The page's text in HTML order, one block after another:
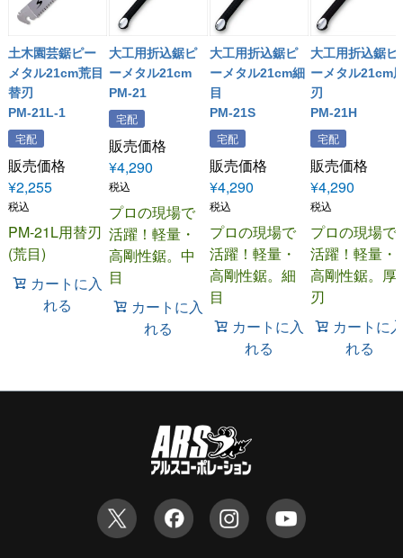
土木園芸鋸ピー
メタル21cm荒目
替刃
PM-21L-1
宅配
販売価格
¥2,255
税込
PM-21L用替刃
(荒目)
カートに入
れる
大工用折込鋸ピ
ーメタル21cm
PM-21
宅配
販売価格
¥4,290
税込
プロの現場で
活躍！軽量・
高剛性鋸。中
目
カートに入
れる
大工用折込鋸ピ
ーメタル21cm細
目
PM-21S
宅配
販売価格
¥4,290
税込
プロの現場で
活躍！軽量・
高剛性鋸。細
目
カートに入
れる
大工用折込鋸ピ
ーメタル21cm
刃
PM-21H
宅配
販売価格
¥4,290
税込
プロの現場で
活躍！軽量・
高剛性鋸。厚
刃
カートに
れる